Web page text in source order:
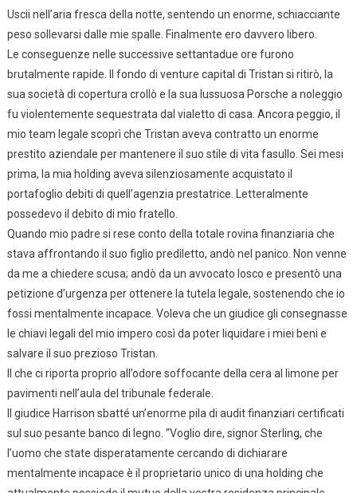
Uscii nell’aria fresca della notte, sentendo un enorme, schiacciante
peso sollevarsi dalle mie spalle. Finalmente ero davvero libero.
Le conseguenze nelle successive settantadue ore furono
brutalmente rapide. Il fondo di venture capital di Tristan si ritirò, la
sua società di copertura crollò e la sua lussuosa Porsche a noleggio
fu violentemente sequestrata dal vialetto di casa. Ancora peggio, il
mio team legale scoprì che Tristan aveva contratto un enorme
prestito aziendale per mantenere il suo stile di vita fasullo. Sei mesi
prima, la mia holding aveva silenziosamente acquistato il
portafoglio debiti di quell’agenzia prestatrice. Letteralmente
possedevo il debito di mio fratello.
Quando mio padre si rese conto della totale rovina finanziaria che
stava affrontando il suo figlio prediletto, andò nel panico. Non venne
da me a chiedere scusa; andò da un avvocato losco e presentò una
petizione d’urgenza per ottenere la tutela legale, sostenendo che io
fossi mentalmente incapace. Voleva che un giudice gli consegnasse
le chiavi legali del mio impero così da poter liquidare i miei beni e
salvare il suo prezioso Tristan.
Il che ci riporta proprio all’odore soffocante della cera al limone per
pavimenti nell’aula del tribunale federale.
Il giudice Harrison sbatté un’enorme pila di audit finanziari certificati
sul suo pesante banco di legno. “Voglio dire, signor Sterling, che
l’uomo che state disperatamente cercando di dichiarare
mentalmente incapace è il proprietario unico di una holding che